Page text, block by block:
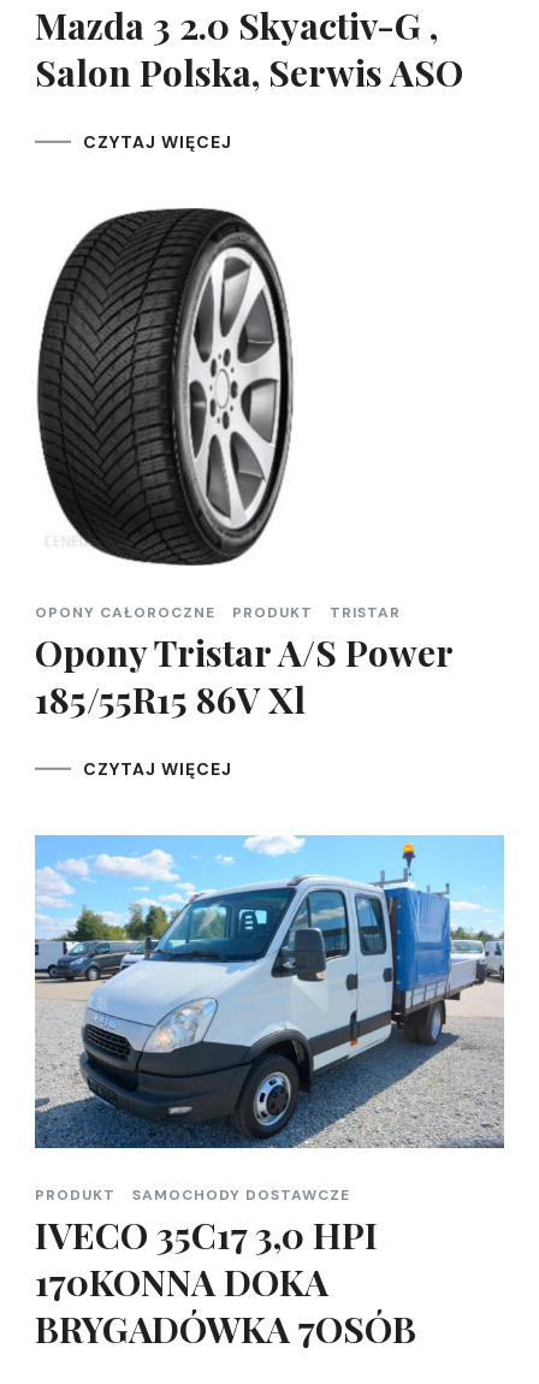
Mazda 3 2.0 Skyactiv-G ,
Salon Polska, Serwis ASO
CZYTAJ WIĘCEJ
OPONY CAŁOROCZNE PRODUKT TRISTAR
Opony Tristar A/S Power
185/55R15 86V Xl
CZYTAJ WIĘCEJ
PRODUKT SAMOCHODY DOSTAWCZE
IVECO 35C17 3,0 HPI
170KONNA DOKA
BRYGADÓWKA 7OSÓB